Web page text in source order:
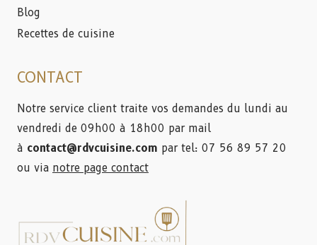
Blog
Recettes de cuisine
CONTACT
Notre service client traite vos demandes du lundi au
vendredi de 09h00 à 18h00 par mail
à contact@rdvcuisine.com par tel: 07 56 89 57 20
ou via notre page contact